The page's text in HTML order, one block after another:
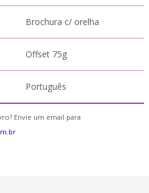
Brochura c/ orelha
Offset 75g
Português
Envie um email para